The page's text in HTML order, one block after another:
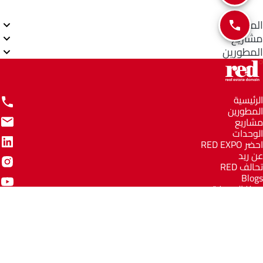
المناطق
مشاريع
المطورين
الرئيسية
المطورين
مشاريع
الوحدات
احضر RED EXPO
عن ريد
تحالف RED
Blogs
مركز المعرفة